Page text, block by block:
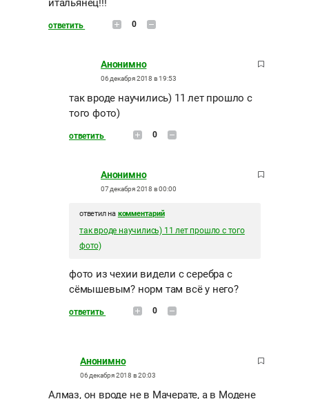
итальянец!!!
ответить 0
Анонимно
06 декабря 2018 в 19:53
так вроде научились) 11 лет прошло с
того фото)
ответить 0
Анонимно
07 декабря 2018 в 00:00
ответил на комментарий
так вроде научились) 11 лет прошло с того
фото)
фото из чехии видели с серебра с
сёмышевым? норм там всё у него?
ответить 0
Анонимно
06 декабря 2018 в 20:03
Алмаз, он вроде не в Мачерате, а в Модене